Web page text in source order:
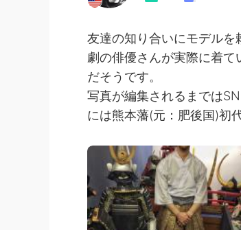
友達の知り合いにモデル
劇の俳優さんが実際に着て
だそうです。
写真が編集されるまでは
には熊本藩(元：肥後国)初